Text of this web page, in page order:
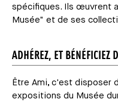
spécifiques. Ils œuvrent
Musée" et de ses
ADHÉREZ, ET BÉNÉFICIEZ
Être Ami, c'est disposer
expositions du Musée